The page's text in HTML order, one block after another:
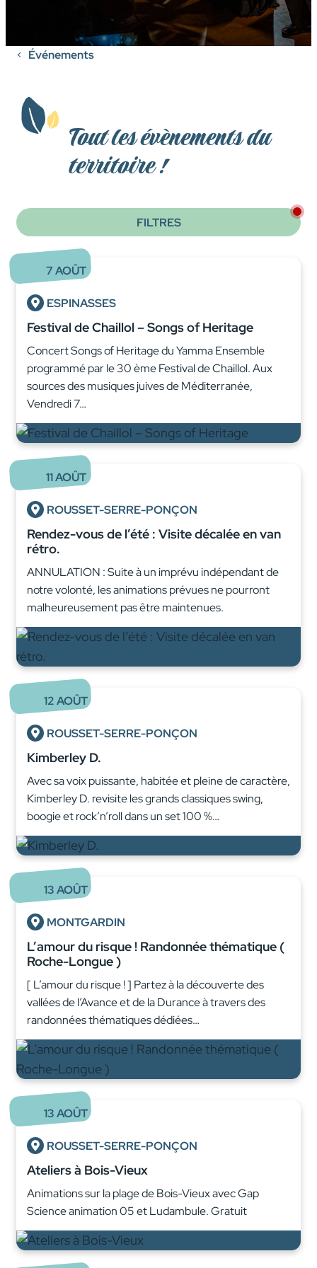
Événements
Tout les évènements du
territoire !
FILTRES
7AOÛT
ESPINASSES
Festival de Chaillol – Songs of Heritage
Concert Songs of Heritage du Yamma Ensemble
programmé par le 30 ème Festival de Chaillol. Aux
sources des musiques juives de Méditerranée,
Vendredi 7…
11AOÛT
ROUSSET-SERRE-PONÇON
Rendez-vous de l’été : Visite décalée en van
rétro.
ANNULATION : Suite à un imprévu indépendant de
notre volonté, les animations prévues ne pourront
malheureusement pas être maintenues.
12AOÛT
ROUSSET-SERRE-PONÇON
Kimberley D.
Avec sa voix puissante, habitée et pleine de caractère,
Kimberley D. revisite les grands classiques swing,
boogie et rock’n’roll dans un set 100 %…
13AOÛT
MONTGARDIN
L’amour du risque ! Randonnée thématique (
Roche-Longue )
[ L’amour du risque ! ] Partez à la découverte des
vallées de l’Avance et de la Durance à travers des
randonnées thématiques dédiées…
13AOÛT
ROUSSET-SERRE-PONÇON
Ateliers à Bois-Vieux
Animations sur la plage de Bois-Vieux avec Gap
Science animation 05 et Ludambule. Gratuit